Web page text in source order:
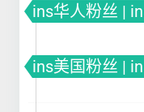
ins华人粉丝 |
ins美国粉丝 |